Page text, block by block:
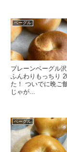
ベーグル
プレーンベーグル
ふんわりもっちり
た！ ついでに晩ご
じゃが...
ベーグル